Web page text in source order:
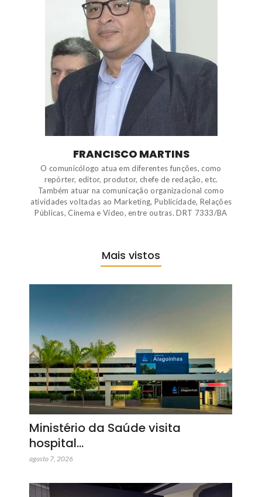
FRANCISCO MARTINS
O comunicólogo atua em diferentes funções, como
repórter, editor, produtor, chefe de redação, etc.
Também atuar na comunicação organizacional como
atividades voltadas ao Marketing, Publicidade, Relações
Públicas, Cinema e Vídeo, entre outras. DRT 7333/BA
Mais vistos
Ministério da Saúde visita
hospital…
agosto 7, 2026